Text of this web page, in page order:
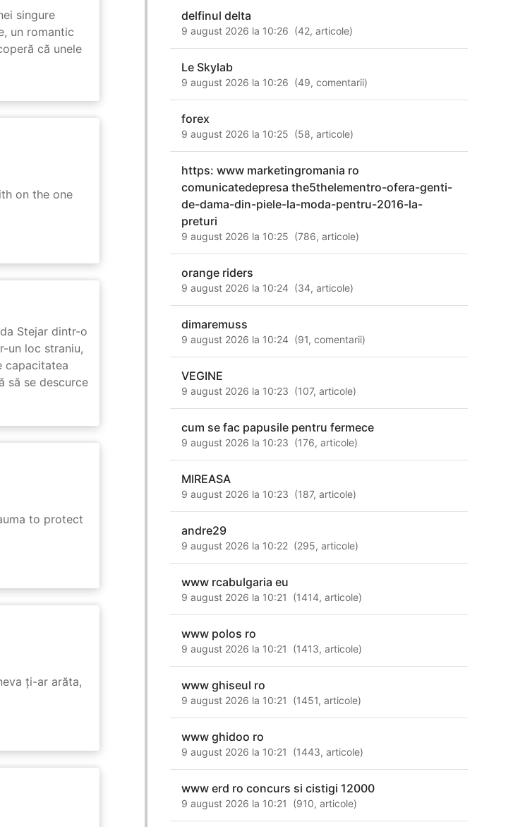
singure
un romantic
că unele
on the one
Stejar dintr-o
un loc straniu,
capacitatea
să se descurce
to protect
ți-ar arăta,
delfinul delta
9 august 2026 la 10:26 (42,articole)
Le Skylab
9 august 2026 la 10:26 (49,comentarii)
forex
9 august 2026 la 10:25 (58,articole)
https: www marketingromania ro
comunicatedepresa the5thelementro-ofera-genti-
de-dama-din-piele-la-moda-pentru-2016-la-
preturi
9 august 2026 la 10:25 (786,articole)
orange riders
9 august 2026 la 10:24 (34,articole)
dimaremuss
9 august 2026 la 10:24 (91,comentarii)
VEGINE
9 august 2026 la 10:23 (107,articole)
cum se fac papusile pentru fermece
9 august 2026 la 10:23 (176,articole)
MIREASA
9 august 2026 la 10:23 (187,articole)
andre29
9 august 2026 la 10:22 (295,articole)
www rcabulgaria eu
9 august 2026 la 10:21 (1414,articole)
www polos ro
9 august 2026 la 10:21 (1413,articole)
www ghiseul ro
9 august 2026 la 10:21 (1451,articole)
www ghidoo ro
9 august 2026 la 10:21 (1443,articole)
www erd ro concurs si cistigi 12000
9 august 2026 la 10:21 (910,articole)